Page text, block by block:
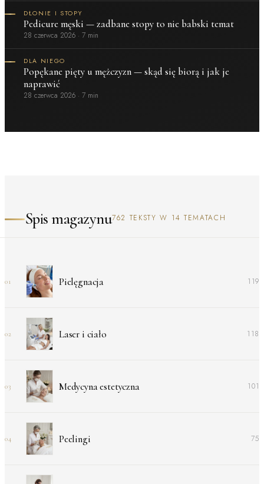
DŁONIE I STOPY
Pedicure męski — zadbane stopy to nie babski temat
28 czerwca 2026 · 7 min
DLA NIEGO
Popękane pięty u mężczyzn — skąd się biorą i jak je
naprawić
28 czerwca 2026 · 7 min
Spis magazynu762 TEKSTY W 14 TEMATACH
01 Pielęgnacja 119
02 Laser i ciało 118
03 Medycyna estetyczna 101
04 Peelingi 75